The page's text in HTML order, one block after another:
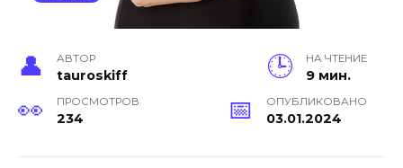
АВТОР
tauroskiff
НА ЧТЕНИЕ
9 мин.
ПРОСМОТРОВ
234
ОПУБЛИКОВАНО
03.01.2024